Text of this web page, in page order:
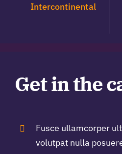
Intercontinental
Get in the
Fusce ullamcorper
volutpat nulla